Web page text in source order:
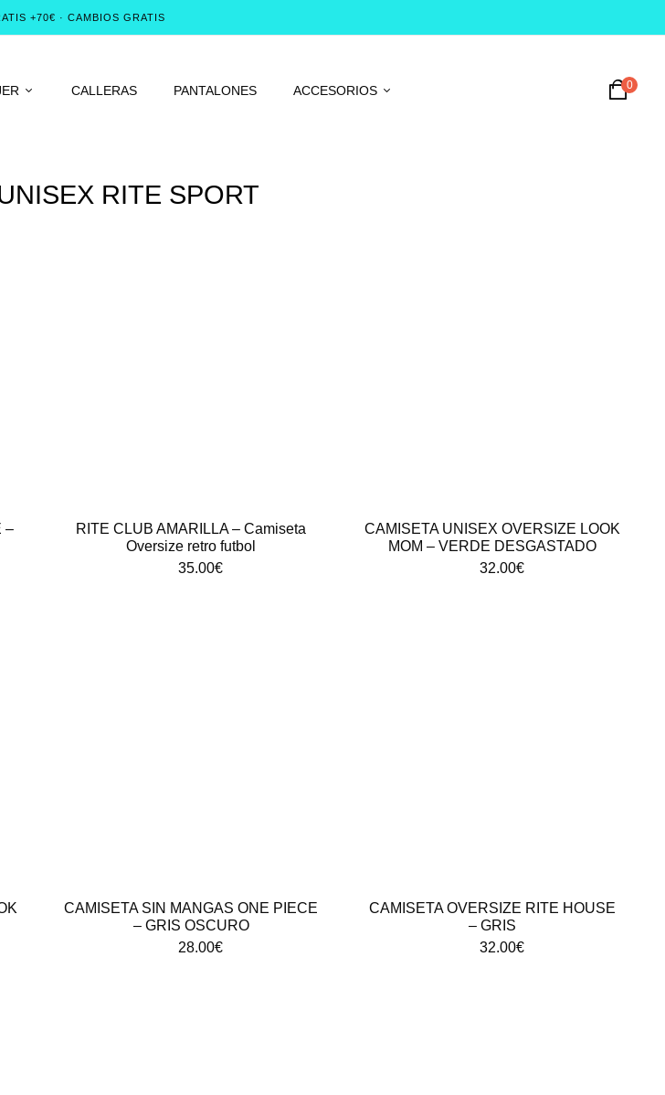
+70€ · CAMBIOS GRATIS
CALLERAS PANTALONES ACCESORIOS 0
RITE SPORT
–
RITE CLUB AMARILLA – Camiseta
Oversize retro futbol
35.00€
CAMISETA UNISEX OVERSIZE LOOK
MOM – VERDE DESGASTADO
32.00€
CAMISETA SIN MANGAS ONE PIECE
– GRIS OSCURO
28.00€
CAMISETA OVERSIZE RITE HOUSE
– GRIS
32.00€